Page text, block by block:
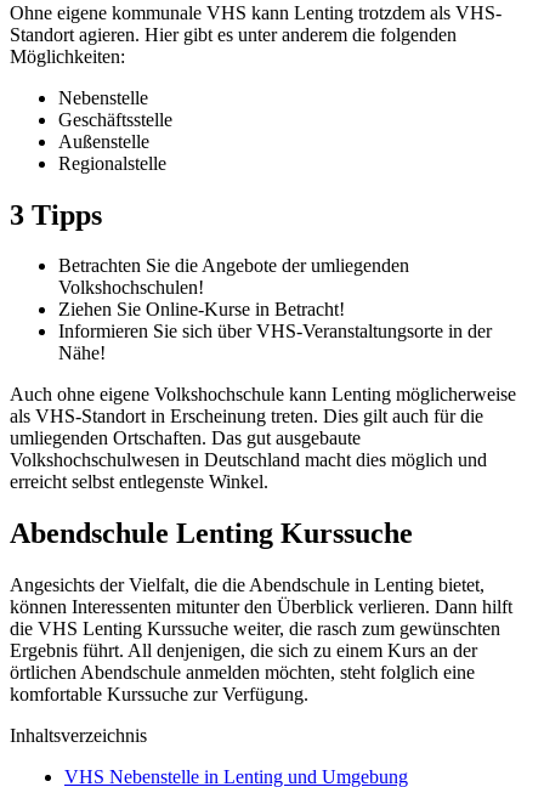
Ohne eigene kommunale VHS kann Lenting trotzdem als VHS-
Standort agieren. Hier gibt es unter anderem die folgenden
Möglichkeiten:
Nebenstelle
Geschäftsstelle
Außenstelle
Regionalstelle
3 Tipps
Betrachten Sie die Angebote der umliegenden
Volkshochschulen!
Ziehen Sie Online-Kurse in Betracht!
Informieren Sie sich über VHS-Veranstaltungsorte in der
Nähe!
Auch ohne eigene Volkshochschule kann Lenting möglicherweise
als VHS-Standort in Erscheinung treten. Dies gilt auch für die
umliegenden Ortschaften. Das gut ausgebaute
Volkshochschulwesen in Deutschland macht dies möglich und
erreicht selbst entlegenste Winkel.
Abendschule Lenting Kurssuche
Angesichts der Vielfalt, die die Abendschule in Lenting bietet,
können Interessenten mitunter den Überblick verlieren. Dann hilft
die VHS Lenting Kurssuche weiter, die rasch zum gewünschten
Ergebnis führt. All denjenigen, die sich zu einem Kurs an der
örtlichen Abendschule anmelden möchten, steht folglich eine
komfortable Kurssuche zur Verfügung.
Inhaltsverzeichnis
VHS Nebenstelle in Lenting und Umgebung